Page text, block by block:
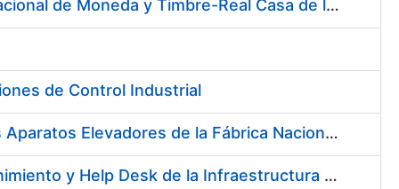
Contratación de Sistema de Licitación Electrónica en la Fábrica Nacional de Moneda y Timbre-Real Casa de la Moneda
de Control Industrial
Servicio de Mantenimiento (Preventivo, Correctivo y Legal) de los Aparatos Elevadores de la Fábrica Nacional de Moneda y Timbre-Real Casa de la Moneda en Madrid
Contratación de los Servicios de Administración, Soporte, Mantenimiento y Help Desk de la Infraestructura de la Fábrica Nacional de Moneda y Timbre-Real Casa de la Moneda